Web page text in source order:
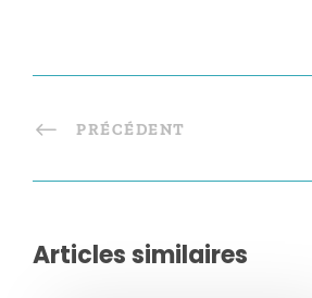
PRÉCÉDENT
Articles similaires